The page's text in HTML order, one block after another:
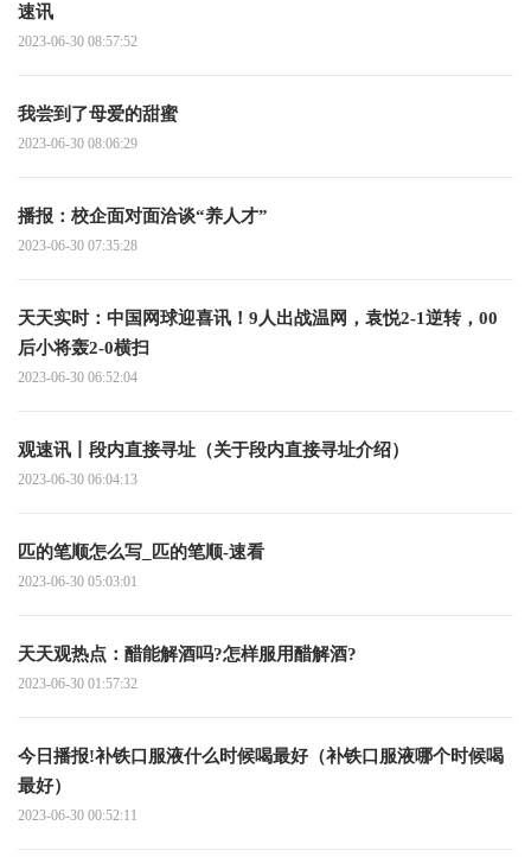
速讯
2023-06-30 08:57:52
我尝到了母爱的甜蜜
2023-06-30 08:06:29
播报：校企面对面洽谈“养人才”
2023-06-30 07:35:28
天天实时：中国网球迎喜讯！9人出战温网，袁悦2-1逆转，00
后小将轰2-0横扫
2023-06-30 06:52:04
观速讯丨段内直接寻址（关于段内直接寻址介绍）
2023-06-30 06:04:13
匹的笔顺怎么写_匹的笔顺-速看
2023-06-30 05:03:01
天天观热点：醋能解酒吗?怎样服用醋解酒?
2023-06-30 01:57:32
今日播报!补铁口服液什么时候喝最好（补铁口服液哪个时候喝
最好）
2023-06-30 00:52:11